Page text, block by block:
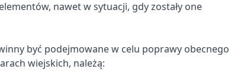
nawet w sytuacji, gdy zostały one
być podejmowane w celu poprawy obecnego
wiejskich, należą: